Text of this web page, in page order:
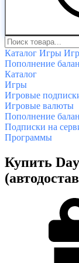
Каталог Игры
Пополнение
Каталог
Игры
Игровые
Игровые валюты
Пополнение
Подписки на
Программы
Купить